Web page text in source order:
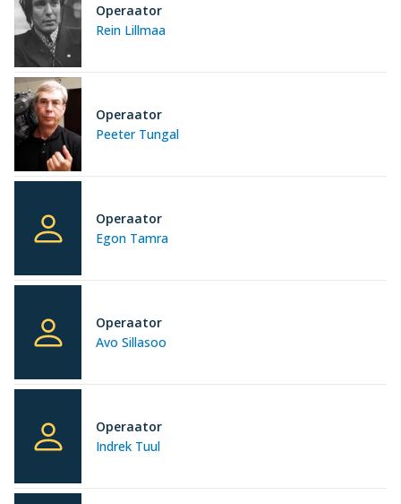
Rein Lillmaa
Operaator
Peeter Tungal
Operaator
Egon Tamra
Operaator
Avo Sillasoo
Operaator
Indrek Tuul
Operaator